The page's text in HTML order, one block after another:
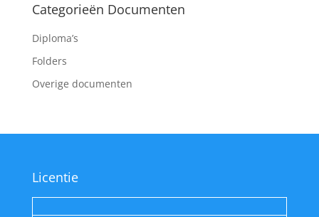
Categorieën Documenten
Diploma’s
Folders
Overige documenten
Licentie